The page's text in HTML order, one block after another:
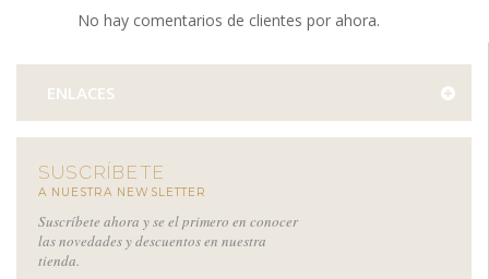
No hay comentarios de clientes por ahora.
ENLACES
SUSCRÍBETE
A NUESTRA NEWSLETTER
Suscríbete ahora y se el primero en conocer
las novedades y descuentos en nuestra
tienda.